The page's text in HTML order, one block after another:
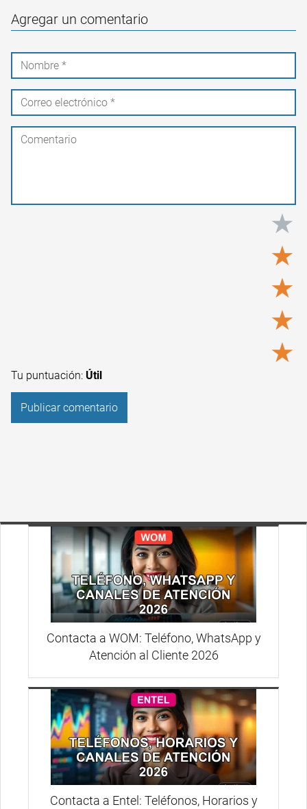
Agregar un comentario
★
★
★
★
★
Tu puntuación: Útil
Contacta a WOM: Teléfono, WhatsApp y
Atención al Cliente 2026
Contacta a Entel: Teléfonos, Horarios y